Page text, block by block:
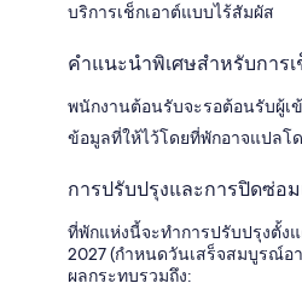
บริการเช็กเอาต์แบบไร้สัมผัส
คำแนะนำพิเศษสำหรับการ
พนักงานต้อนรับจะรอต้อนรับผู้เ
ข้อมูลที่ให้ไว้โดยที่พักอาจแปลโ
การปรับปรุงและการปิดซ่อ
ที่พักแห่งนี้จะทำการปรับปรุงตั้ง
2027 (กำหนดวันเสร็จสมบูรณ์อ
ผลกระทบรวมถึง: